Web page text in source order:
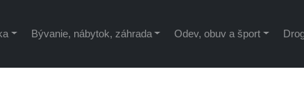
Bývanie, nábytok, záhrada Odev, obuv a šport